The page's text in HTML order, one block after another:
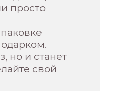
просто
но и станет
свой